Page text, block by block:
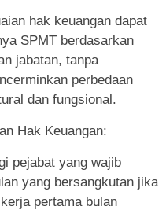
hak keuangan dapat
SPMT berdasarkan
jabatan, tanpa
perbedaan
dan fungsional.
Hak Keuangan:
pejabat yang wajib
yang bersangkutan jika
pertama bulan